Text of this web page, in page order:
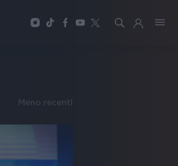
Meno recenti